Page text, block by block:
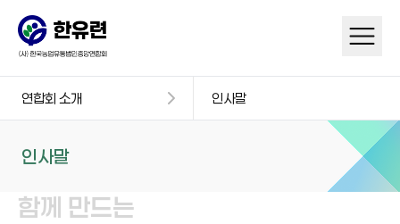
연합회 소개 인사말
인사말
함께 만드는